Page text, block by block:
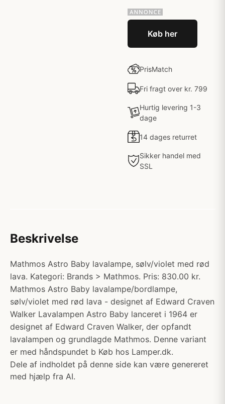
Køb her
PrisMatch
Fri fragt over kr. 799
Hurtig levering 1-3
dage
14 dages returret
Sikker handel med
SSL
Beskrivelse
Mathmos Astro Baby lavalampe, sølv/violet med rød
lava. Kategori: Brands > Mathmos. Pris: 830.00 kr.
Mathmos Astro Baby lavalampe/bordlampe,
sølv/violet med rød lava - designet af Edward Craven
Walker Lavalampen Astro Baby lanceret i 1964 er
designet af Edward Craven Walker, der opfandt
lavalampen og grundlagde Mathmos. Denne variant
er med håndspundet b Køb hos Lamper.dk.
Dele af indholdet på denne side kan være genereret
med hjælp fra AI.